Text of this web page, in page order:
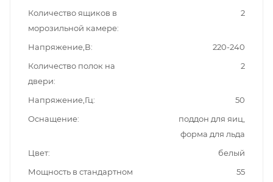
Количество ящиков в
морозильной камере
2
Напряжение,В
220-240
Количество полок на
двери
2
Напряжение,Гц
50
Оснащение
поддон для яиц,
форма для льда
Цвет
белый
Мощность в стандартном
55